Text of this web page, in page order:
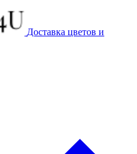
Доставка цветов и